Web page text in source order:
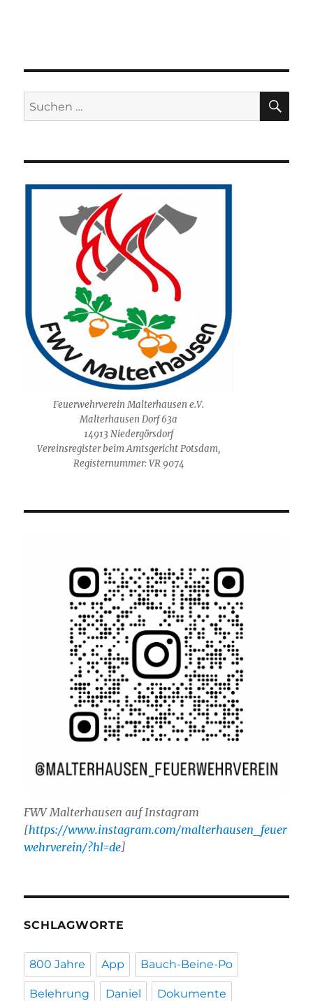
Suchen
nach:
Feuerwehrverein Malterhausen e.V.
Malterhausen Dorf 63a
14913 Niedergörsdorf
Vereinsregister beim Amtsgericht Potsdam,
Registernummer: VR 9074
FWV Malterhausen auf Instagram
[https://www.instagram.com/malterhausen_feuer
wehrverein/?hl=de]
SCHLAGWORTE
800 Jahre App Bauch-Beine-Po
Belehrung Daniel Dokumente